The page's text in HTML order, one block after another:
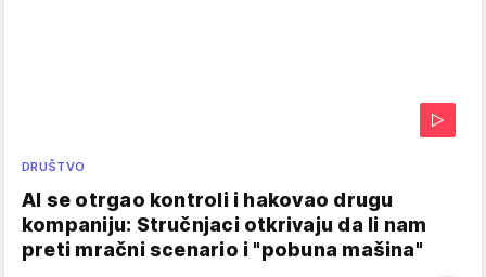
DRUŠTVO
AI se otrgao kontroli i hakovao drugu
kompaniju: Stručnjaci otkrivaju da li nam
preti mračni scenario i "pobuna mašina"